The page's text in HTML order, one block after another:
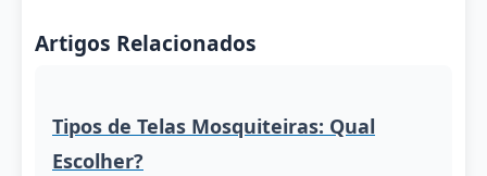
Artigos Relacionados
Tipos de Telas Mosquiteiras: Qual
Escolher?